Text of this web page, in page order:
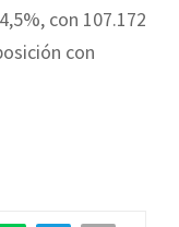
con 107.172
con